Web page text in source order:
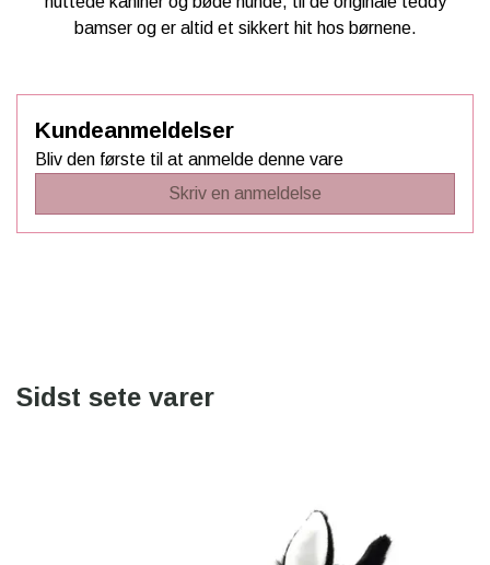
bamser og er altid et sikkert hit hos børnene.
Kundeanmeldelser
Bliv den første til at anmelde denne vare
Skriv en anmeldelse
Sidst sete varer